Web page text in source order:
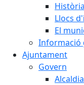
Història
Llocs
El
Informació
Ajuntament
Govern
Alcaldia